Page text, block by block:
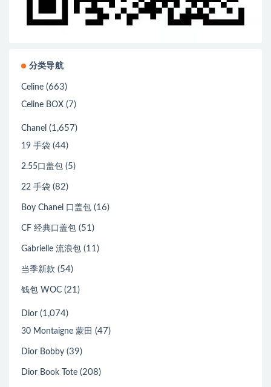
分类导航
Celine (663)
Celine BOX (7)
Chanel (1,657)
19 手袋 (44)
2.55口盖包 (5)
22 手袋 (82)
Boy Chanel 口盖包 (16)
CF 经典口盖包 (51)
Gabrielle 流浪包 (11)
当季新款 (54)
钱包 WOC (21)
Dior (1,074)
30 Montaigne 蒙田 (47)
Dior Bobby (39)
Dior Book Tote (208)